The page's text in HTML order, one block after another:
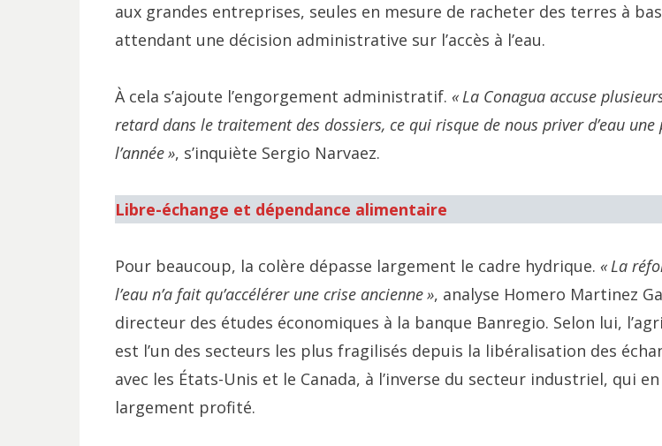
aux grandes entreprises, seules en mesure de racheter des terres à
attendant une décision administrative sur l’accès à l’eau.
À cela s’ajoute l’engorgement administratif. «La Conagua accuse
retard dans le traitement des dossiers, ce qui risque de nous priver d’eau une
l’année», s’inquiète Sergio Narvaez.
Libre-échange et dépendance alimentaire
Pour beaucoup, la colère dépasse largement le cadre hydrique. «La
l’eau n’a fait qu’accélérer une crise ancienne», analyse Homero Martinez
directeur des études économiques à la banque Banregio. Selon lui,
est l’un des secteurs les plus fragilisés depuis la libéralisation des
avec les États-Unis et le Canada, à l’inverse du secteur industriel, qui en
largement profité.